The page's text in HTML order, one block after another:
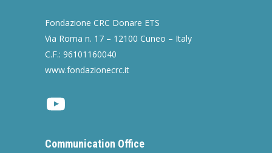
Fondazione CRC Donare ETS
Via Roma n. 17 – 12100 Cuneo – Italy
C.F.: 96101160040
www.fondazionecrc.it
Youtube
Communication Office